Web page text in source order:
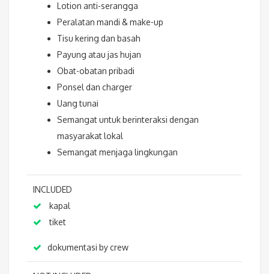
Lotion anti-serangga
Peralatan mandi & make-up
Tisu kering dan basah
Payung atau jas hujan
Obat-obatan pribadi
Ponsel dan charger
Uang tunai
Semangat untuk berinteraksi dengan
masyarakat lokal
Semangat menjaga lingkungan
INCLUDED
kapal
tiket
dokumentasi by crew